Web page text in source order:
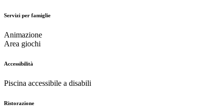
Servizi per famiglie
Animazione
Area giochi
Accessibilità
Piscina accessibile a disabili
Ristorazione